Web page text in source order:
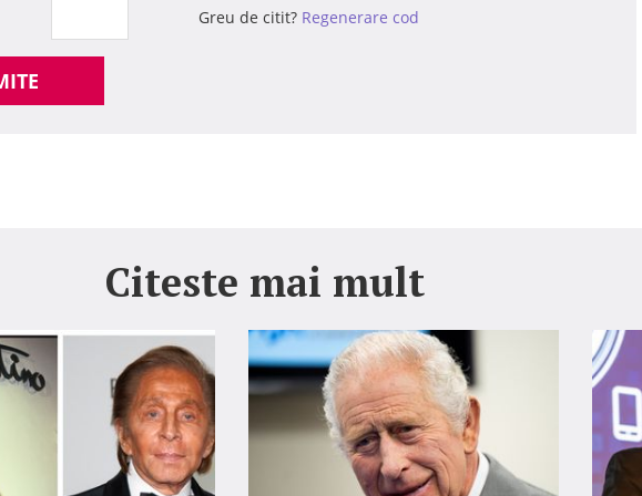
Greu de citit? Regenerare cod
Citeste mai mult